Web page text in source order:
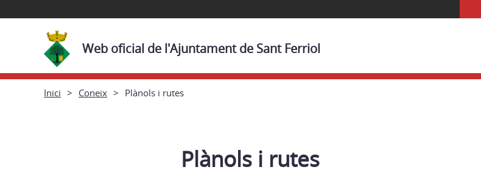
Web oficial de l'Ajuntament de Sant Ferriol
Inici Coneix Plànols i rutes
Plànols i rutes